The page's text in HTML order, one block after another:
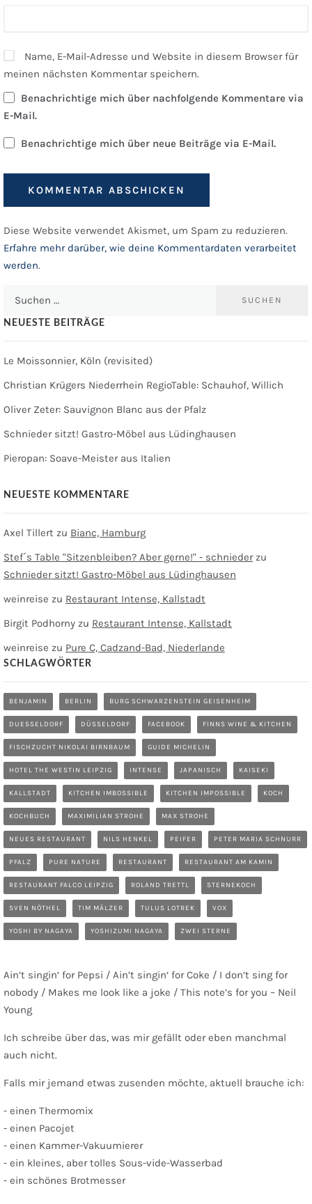
Name, E-Mail-Adresse und Website in diesem Browser für
meinen nächsten Kommentar speichern.
Benachrichtige mich über nachfolgende Kommentare via
E-Mail.
Benachrichtige mich über neue Beiträge via E-Mail.
Diese Website verwendet Akismet, um Spam zu reduzieren.
Erfahre mehr darüber, wie deine Kommentardaten verarbeitet
werden.
NEUESTE BEITRÄGE
Le Moissonnier, Köln (revisited)
Christian Krügers Niederrhein RegioTable: Schauhof, Willich
Oliver Zeter: Sauvignon Blanc aus der Pfalz
Schnieder sitzt! Gastro-Möbel aus Lüdinghausen
Pieropan: Soave-Meister aus Italien
NEUESTE KOMMENTARE
Axel Tillert zu Bianc, Hamburg
Stef´s Table "Sitzenbleiben? Aber gerne!" - schniederzu
Schnieder sitzt! Gastro-Möbel aus Lüdinghausen
weinreise zu Restaurant Intense, Kallstadt
Birgit Podhorny zu Restaurant Intense, Kallstadt
weinreise zu Pure C, Cadzand-Bad, Niederlande
SCHLAGWÖRTER
BENJAMIN BERLIN BURG SCHWARZENSTEIN GEISENHEIM
DUESSELDORF DÜSSELDORF FACEBOOK FINNS WINE & KITCHEN
FISCHZUCHT NIKOLAI BIRNBAUM GUIDE MICHELIN
HOTEL THE WESTIN LEIPZIG INTENSE JAPANISCH KAISEKI
KALLSTADT KITCHEN IMBOSSIBLE KITCHEN IMPOSSIBLE KOCH
KOCHBUCH MAXIMILIAN STROHE MAX STROHE
NEUES RESTAURANT NILS HENKEL PEIFER PETER MARIA SCHNURR
PFALZ PURE NATURE RESTAURANT RESTAURANT AM KAMIN
RESTAURANT FALCO LEIPZIG ROLAND TRETTL STERNEKOCH
SVEN NÖTHEL TIM MÄLZER TULUS LOTREK VOX
YOSHI BY NAGAYA YOSHIZUMI NAGAYA ZWEI STERNE
Ain’t singin‘ for Pepsi / Ain’t singin‘ for Coke / I don’t sing for
nobody / Makes me look like a joke / This note’s for you – Neil
Young
Ich schreibe über das, was mir gefällt oder eben manchmal
auch nicht.
Falls mir jemand etwas zusenden möchte, aktuell brauche ich:
- einen Thermomix
- einen Pacojet
- einen Kammer-Vakuumierer
- ein kleines, aber tolles Sous-vide-Wasserbad
- ein schönes Brotmesser